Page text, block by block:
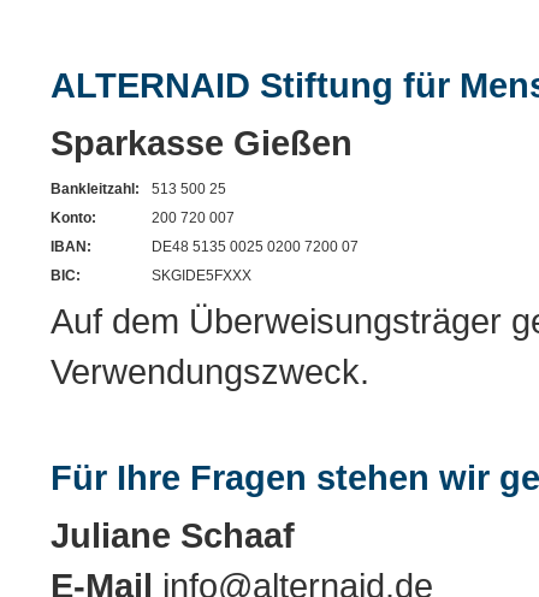
ALTERNAID Stiftung für
Sparkasse Gießen
Bankleitzahl:
513 500 25
Konto:
200 720 007
IBAN:
DE48 5135 0025 0200 7200 07
BIC:
SKGIDE5FXXX
Auf dem Überweisungsträger
Verwendungszweck.
Für Ihre Fragen stehen wir
Juliane Schaaf
E-Mail info@alternaid.de